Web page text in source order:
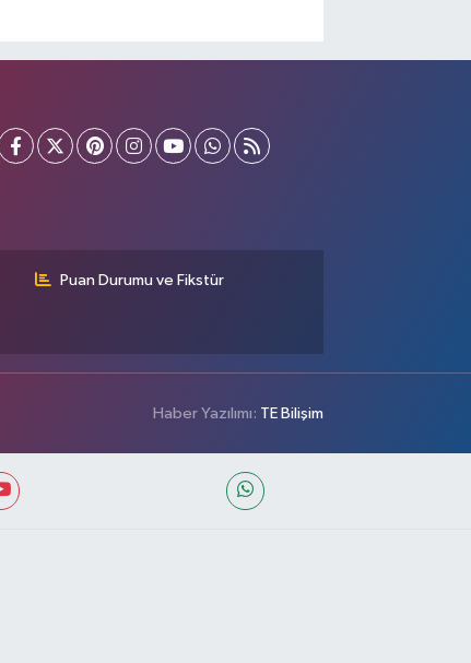
Puan Durumu ve Fikstür
Haber Yazılımı: TE Bilişim